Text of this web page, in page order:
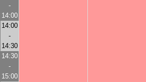
-
14:00
14:00
-
14:30
14:30
-
15:00